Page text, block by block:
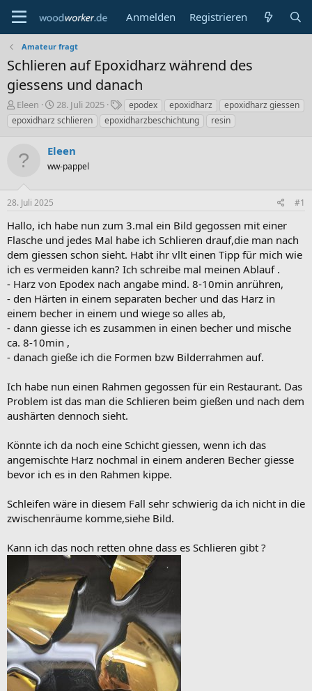
Anmelden Registrieren
Amateur fragt
Schlieren auf Epoxidharz während des
giessens und danach
E
r
s
e
e
r
Eleen
E
r
s
e
l
t
28. Juli 2025
S
c
h
o
e
epodex epoxidharz
epoxidharz giessen
epoxidharz schlieren
epoxidharzbeschichtung resin
Eleen
ww-pappel
28. Juli 2025 #1
Hallo, ich habe nun zum 3.mal ein Bild gegossen mit einer
Flasche und jedes Mal habe ich Schlieren drauf,die man nach
dem giessen schon sieht. Habt ihr vllt einen Tipp für mich wie
ich es vermeiden kann? Ich schreibe mal meinen Ablauf .
- Harz von Epodex nach angabe mind. 8-10min anrühren,
- den Härten in einem separaten becher und das Harz in
einem becher in einem und wiege so alles ab,
- dann giesse ich es zusammen in einen becher und mische
ca. 8-10min ,
- danach gieße ich die Formen bzw Bilderrahmen auf.
Ich habe nun einen Rahmen gegossen für ein Restaurant. Das
Problem ist das man die Schlieren beim gießen und nach dem
aushärten dennoch sieht.
Könnte ich da noch eine Schicht giessen, wenn ich das
angemischte Harz nochmal in einem anderen Becher giesse
bevor ich es in den Rahmen kippe.
Schleifen wäre in diesem Fall sehr schwierig da ich nicht in die
zwischenräume komme,siehe Bild.
Kann ich das noch retten ohne dass es Schlieren gibt ?